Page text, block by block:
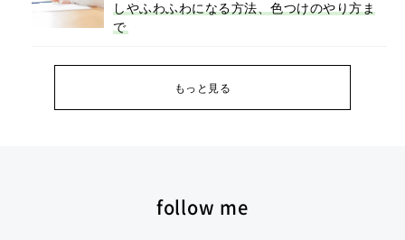
しやふわふわになる方法、色つけのやり方ま
で
もっと見る
follow me